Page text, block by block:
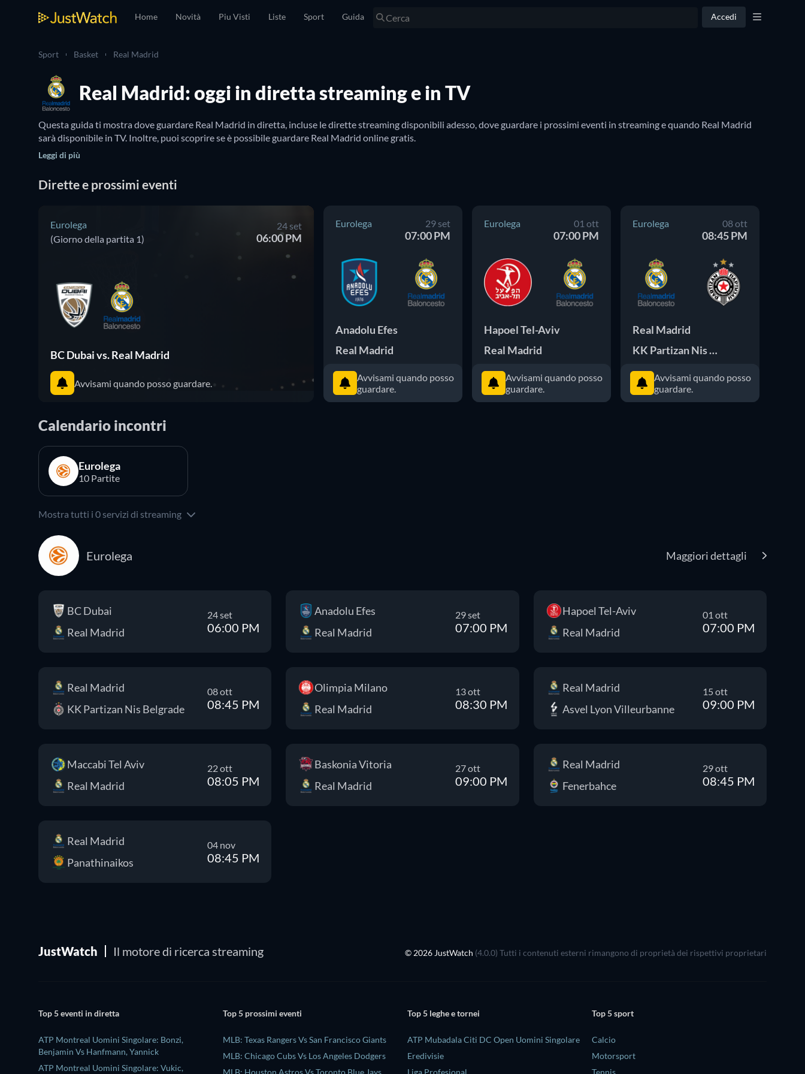
Home Novità Piu Visti Liste Sport Guida Accedi
Sport Basket Real Madrid
Real Madrid: oggi in diretta streaming e in TV
Questa guida ti mostra dove guardare Real Madrid in diretta, incluse le dirette streaming disponibili adesso, dove guardare i prossimi eventi in streaming e quando Real Madrid
sarà disponibile in TV. Inoltre, puoi scoprire se è possibile guardare Real Madrid online gratis.
Leggi di più
Dirette e prossimi eventi
Eurolega
(Giorno della partita 1)
24 set
06:00 PM
BC Dubai vs. Real Madrid
Avvisami quando posso guardare.
Eurolega 29 set
07:00 PM
Anadolu Efes
Real Madrid
Avvisami quando posso
guardare.
Eurolega 01 ott
07:00 PM
Hapoel Tel-Aviv
Real Madrid
Avvisami quando posso
guardare.
Eurolega 08 ott
08:45 PM
Real Madrid
KK Partizan Nis Belgrade
Avvisami quando posso
guardare.
Calendario incontri
Eurolega
10 Partite
Mostra tutti i 0 servizi di streaming
Eurolega Maggiori dettagli
BC Dubai
Real Madrid
24 set
06:00 PM
Anadolu Efes
Real Madrid
29 set
07:00 PM
Hapoel Tel-Aviv
Real Madrid
01 ott
07:00 PM
Real Madrid
KK Partizan Nis Belgrade
08 ott
08:45 PM
Olimpia Milano
Real Madrid
13 ott
08:30 PM
Real Madrid
Asvel Lyon Villeurbanne
15 ott
09:00 PM
Maccabi Tel Aviv
Real Madrid
22 ott
08:05 PM
Baskonia Vitoria
Real Madrid
27 ott
09:00 PM
Real Madrid
Fenerbahce
29 ott
08:45 PM
Real Madrid
Panathinaikos
04 nov
08:45 PM
JustWatch Il motore di ricerca streaming © 2026 JustWatch (4.0.0) Tutti i contenuti esterni rimangono di proprietà dei rispettivi proprietari
Top 5 eventi in diretta
ATP Montreal Uomini Singolare: Bonzi,
Benjamin Vs Hanfmann, Yannick
ATP Montreal Uomini Singolare: Vukic,
Top 5 prossimi eventi
MLB: Texas Rangers Vs San Francisco Giants
MLB: Chicago Cubs Vs Los Angeles Dodgers
MLB: Houston Astros Vs Toronto Blue Jays
Top 5 leghe e tornei
ATP Mubadala Citi DC Open Uomini Singolare
Eredivisie
Liga Profesional
Top 5 sport
Calcio
Motorsport
Tennis